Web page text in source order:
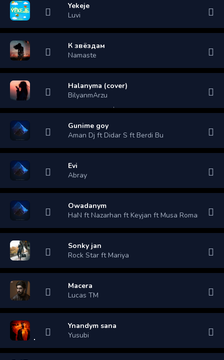
Yekeje
Luvi
К звёздам
Namaste
Halanyma (cover)
BilyanmArzu
Gunime goy
Aman Dj ft Didar S ft Berdi Bu
Evi
Abray
Owadanym
HaN ft Nazarhan ft Keyjan ft Musa Romantic
Sonky jan
Rock Star ft Mariya
Macera
Lucas TM
Ynandym sana
Yusubi